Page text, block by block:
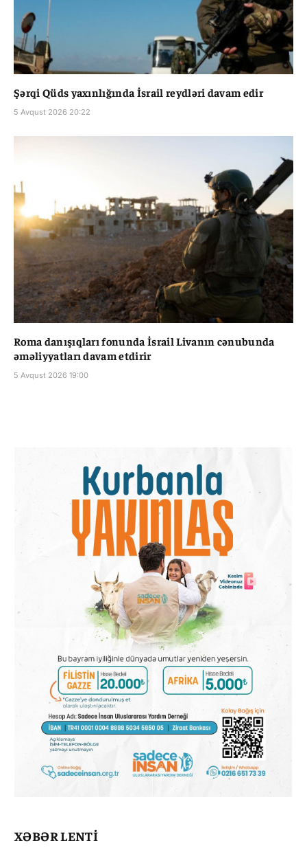
Şərqi Qüds yaxınlığında İsrail reydləri davam edir
5 Avqust 2026 20:22
Roma danışıqları fonunda İsrail Livanın cənubunda
əməliyyatları davam etdirir
5 Avqust 2026 19:00
XƏBƏR LENTİ